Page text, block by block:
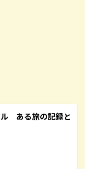
ある旅の記録と